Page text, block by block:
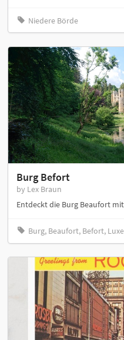
Niedere Börde
Burg Befort
by Lex Braun
Entdeckt die Burg Beaufort
Burg, Beaufort, Befort,